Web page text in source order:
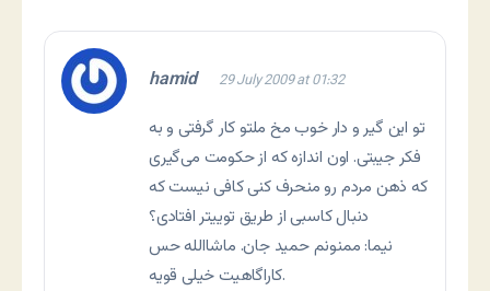
hamid 29 July 2009 at 01:32
تو این گیر و دار خوب مخ ملتو کار گرفتی و به
فکر جیبتی. اون اندازه که از حکومت می‌گیری
که ذهن مردم رو منحرف کنی کافی نیست که
دنبال کاسبی از طریق توییتر افتادی؟
نیما: ممنونم حمید جان. ماشاالله حس
کاراگاهیت خیلی قویه.